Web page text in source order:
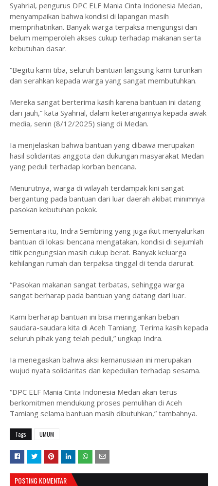
Syahrial, pengurus DPC ELF Mania Cinta Indonesia Medan,
menyampaikan bahwa kondisi di lapangan masih
memprihatinkan. Banyak warga terpaksa mengungsi dan
belum memperoleh akses cukup terhadap makanan serta
kebutuhan dasar.
“Begitu kami tiba, seluruh bantuan langsung kami turunkan
dan serahkan kepada warga yang sangat membutuhkan.
Mereka sangat berterima kasih karena bantuan ini datang
dari jauh,” kata Syahrial, dalam keterangannya kepada awak
media, senin (8/12/2025) siang di Medan.
Ia menjelaskan bahwa bantuan yang dibawa merupakan
hasil solidaritas anggota dan dukungan masyarakat Medan
yang peduli terhadap korban bencana.
Menurutnya, warga di wilayah terdampak kini sangat
bergantung pada bantuan dari luar daerah akibat minimnya
pasokan kebutuhan pokok.
Sementara itu, Indra Sembiring yang juga ikut menyalurkan
bantuan di lokasi bencana mengatakan, kondisi di sejumlah
titik pengungsian masih cukup berat. Banyak keluarga
kehilangan rumah dan terpaksa tinggal di tenda darurat.
“Pasokan makanan sangat terbatas, sehingga warga
sangat berharap pada bantuan yang datang dari luar.
Kami berharap bantuan ini bisa meringankan beban
saudara-saudara kita di Aceh Tamiang. Terima kasih kepada
seluruh pihak yang telah peduli,” ungkap Indra.
Ia menegaskan bahwa aksi kemanusiaan ini merupakan
wujud nyata solidaritas dan kepedulian terhadap sesama.
“DPC ELF Mania Cinta Indonesia Medan akan terus
berkomitmen mendukung proses pemulihan di Aceh
Tamiang selama bantuan masih dibutuhkan,” tambahnya.
Tags UMUM
POSTING KOMENTAR